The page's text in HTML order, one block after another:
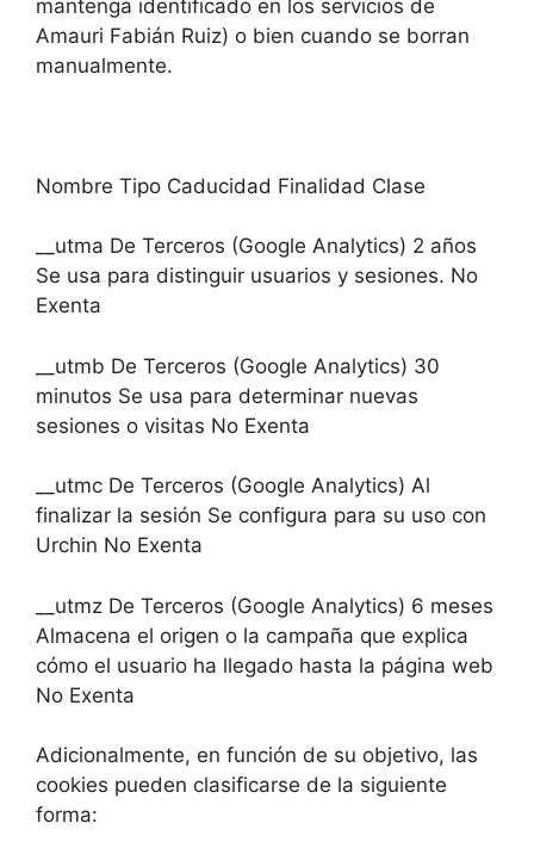
mantenga identificado en los servicios de
Amauri Fabián Ruiz) o bien cuando se borran
manualmente.
Nombre Tipo Caducidad Finalidad Clase
__utma De Terceros (Google Analytics) 2 años
Se usa para distinguir usuarios y sesiones. No
Exenta
__utmb De Terceros (Google Analytics) 30
minutos Se usa para determinar nuevas
sesiones o visitas No Exenta
__utmc De Terceros (Google Analytics) Al
finalizar la sesión Se configura para su uso con
Urchin No Exenta
__utmz De Terceros (Google Analytics) 6 meses
Almacena el origen o la campaña que explica
cómo el usuario ha llegado hasta la página web
No Exenta
Adicionalmente, en función de su objetivo, las
cookies pueden clasificarse de la siguiente
forma: